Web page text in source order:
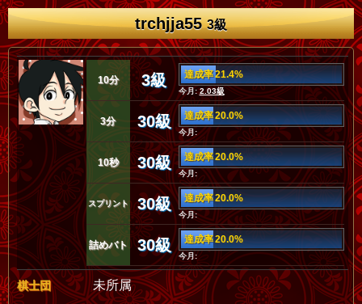
trchjja553級
10分 3級 達成率 21.4%
今月:2.03級
3分 30級 達成率 20.0%
今月:
10秒 30級 達成率 20.0%
今月:
スプリント 30級 達成率 20.0%
今月:
詰めバト 30級 達成率 20.0%
今月:
棋士団 未所属